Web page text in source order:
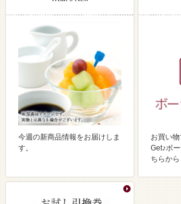
今週の新商品情報をお届けしま
す。
お買い
Get♪ボ
ちらから